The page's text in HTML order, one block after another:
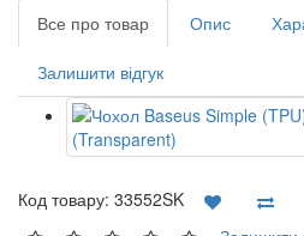
Все про товар Опис
Залишити відгук
Код товару: 33552SK